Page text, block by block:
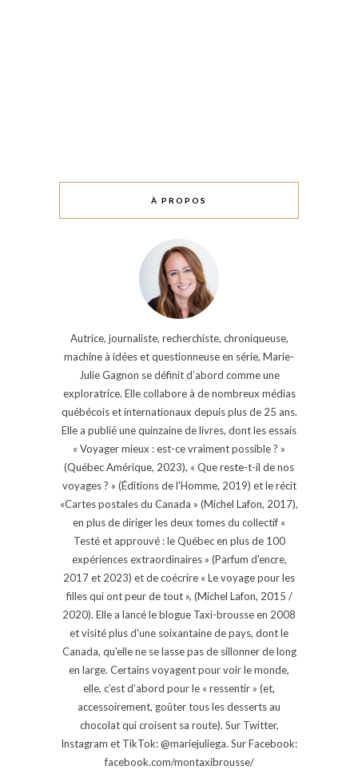
À PROPOS
Autrice, journaliste, recherchiste, chroniqueuse,
machine à idées et questionneuse en série, Marie-
Julie Gagnon se définit d’abord comme une
exploratrice. Elle collabore à de nombreux médias
québécois et internationaux depuis plus de 25 ans.
Elle a publié une quinzaine de livres, dont les essais
« Voyager mieux : est-ce vraiment possible ? »
(Québec Amérique, 2023), « Que reste-t-il de nos
voyages ? » (Éditions de l'Homme, 2019) et le récit
«Cartes postales du Canada » (Michel Lafon, 2017),
en plus de diriger les deux tomes du collectif «
Testé et approuvé : le Québec en plus de 100
expériences extraordinaires » (Parfum d'encre,
2017 et 2023) et de coécrire « Le voyage pour les
filles qui ont peur de tout », (Michel Lafon, 2015 /
2020). Elle a lancé le blogue Taxi-brousse en 2008
et visité plus d'une soixantaine de pays, dont le
Canada, qu'elle ne se lasse pas de sillonner de long
en large. Certains voyagent pour voir le monde,
elle, c’est d’abord pour le « ressentir » (et,
accessoirement, goûter tous les desserts au
chocolat qui croisent sa route). Sur Twitter,
Instagram et TikTok: @mariejuliega. Sur Facebook:
facebook.com/montaxibrousse/